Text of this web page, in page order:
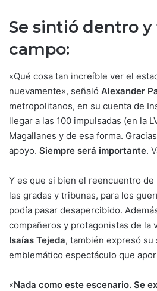
Se sintió dentro y
campo:
«Qué cosa tan increíble ver el
nuevamente», señaló Alexander
metropolitanos, en su cuenta de
llegar a las 100 impulsadas (en la
Magallanes y de esa forma.
apoyo. Siempre será importante.
Y es que si bien el reencuentro
las gradas y tribunas, para los
podía pasar desapercibido.
compañeros y protagonistas de la
Isaías Tejeda, también expresó
emblemático espectáculo que
«Nada como este escenario. Se